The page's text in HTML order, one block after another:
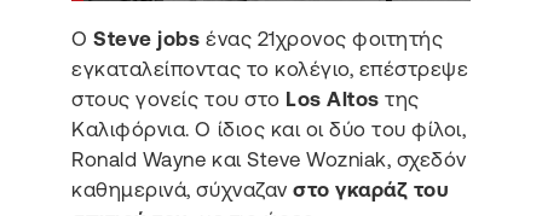
OSteve jobs ένας 21χρονος φοιτητής
εγκαταλείποντας το κολέγιο, επέστρεψε
στους γονείς του στο Los Altos της
Καλιφόρνια. Ο ίδιος και οι δύο του φίλοι,
Ronald Wayne και Steve Wozniak, σχεδόν
καθημερινά, σύχναζανστο γκαράζ του